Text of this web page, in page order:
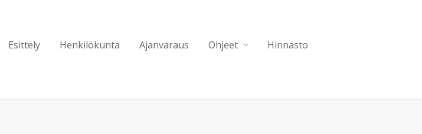
Esittely Henkilökunta Ajanvaraus Ohjeet Hinnasto